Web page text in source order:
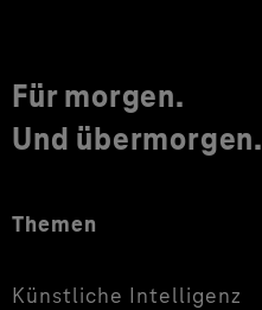
Für morgen.
Und übermorgen.
Themen
Künstliche Intelligenz